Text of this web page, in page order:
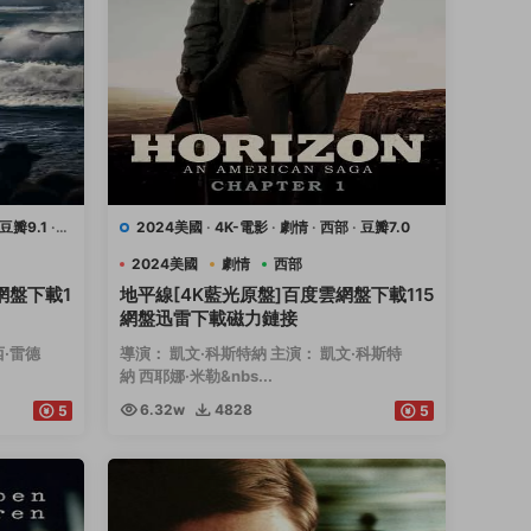
豆瓣9.1 ·
盤下載1
雷德
5
2024美國 · 4K-電影 · 劇情 · 西部 · 豆瓣7.0
2024美國 劇情 西部
地平線[4K藍光原盤]百度雲網盤下載115
網盤迅雷下載磁力鏈接
導演： 凱文·科斯特納 主演： 凱文·科斯特
納 西耶娜·米勒&nbs...
6.32w 4828 5